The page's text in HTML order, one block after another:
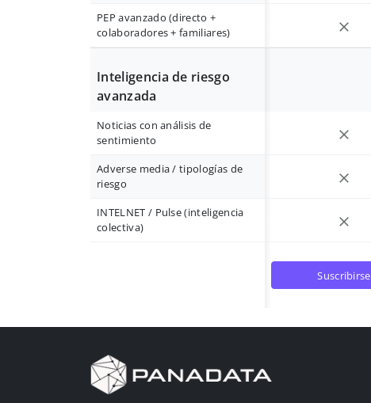
PEP avanzado (directo +
colaboradores + familiares)
Inteligencia de riesgo
avanzada
Noticias con análisis de
sentimiento
Adverse media / tipologías de
riesgo
INTELNET / Pulse (inteligencia
colectiva)
suscribirse